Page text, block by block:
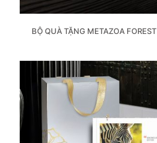
BỘ QUÀ TẶNG METAZOA FOREST